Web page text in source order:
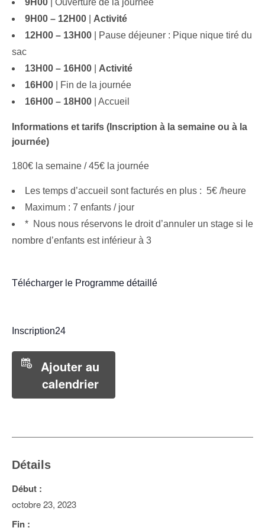
9H00 | Ouverture de la journée
9H00 – 12H00
Activité
12H00 – 13H00 | Pause déjeuner : Pique nique tiré du
sac
13H00 – 16H00
Activité
16H00 | Fin de la journée
16H00 – 18H00 | Accueil
Informations et tarifs (Inscription à la semaine ou à la
journée)
180€ la semaine / 45€ la journée
Les temps d’accueil sont facturés en plus : 5€ /heure
Maximum : 7 enfants / jour
* Nous nous réservons le droit d’annuler un stage si le
nombre d’enfants est inférieur à 3
Télécharger le Programme détaillé
Inscription24
Ajouter au
calendrier
Détails
Début :
octobre 23, 2023
Fin :